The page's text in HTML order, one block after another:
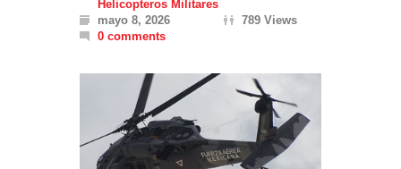
Helicopteros Militares
mayo 8, 2026
789 Views
0 comments